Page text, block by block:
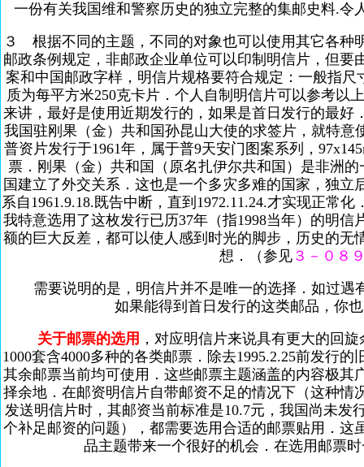
一份有关我国维和警察历史的独立完整的集邮史料.
３ 根据不同的主题，不同的对象也可以使用其它各种
邮政条例规定，非邮政企业单位可以印制明信片，但要
案和中国邮政字样，明信片规格要符合规定：一般指
质为每平方米250克卡片．个人自制明信片可以参考以
来讲，最好是使用近期发行的，如果是首日发行的最好
我国驻刚果（金）共和国孙昆山大使的求签片，就特意
普资片发行于1961年，属于普9天安门图案系列，
票．刚果（金）共和国（原名扎伊尔共和国）是非洲的
国建立了外交关系．这也是一个多灾多难的国家，独
系自1961.9.18.既告中断，直到1972.11.24.才实现正常
我特意选用了这枚发行已历37年（指1998当年）的明
额的巨大反差，都可以使人感到时光的脚步，历史的无
想．（参见３－０８
需要说明的是，明信片并不是唯一的选择．如过
如果能得到首日发行的这类邮品，你
关于邮票的选用 ，对应明信片来说具有更大的回
1000套含4000多种的各类邮票．除去1995.2.25前发行
其余邮票当前均可使用．这些邮票主题涵盖的内容极其
择余地．在邮资明信片自带邮资不足的情况下（这种情
发送明信片时，其邮资当前标准是10.7元，我国尚未发
个补足邮资的问题），都需要选用合适的邮票贴用．这
品主题带来一个很好的机会．在选用邮票